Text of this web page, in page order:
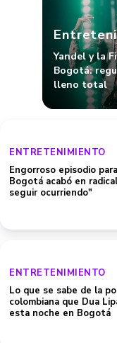
Yandel y la
Bogotá:
lleno total
ENTRETENIMIENTO
Engorroso episodio
Bogotá acabó en
seguir ocurriendo"
ENTRETENIMIENTO
Lo que se sabe de la
colombiana que Dua
esta noche en Bogotá